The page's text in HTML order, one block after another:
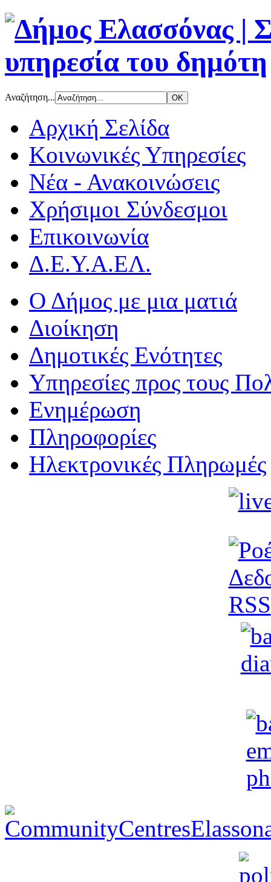
Αναζήτηση...
Αρχική Σελίδα
Κοινωνικές Υπηρεσίες
Νέα - Ανακοινώσεις
Χρήσιμοι Σύνδεσμοι
Επικοινωνία
Δ.Ε.Υ.Α.ΕΛ.
Ο Δήμος με μια ματιά
Διοίκηση
Δημοτικές Ενότητες
Υπηρεσίες προς τους
Ενημέρωση
Πληροφορίες
Ηλεκτρονικές Πληρωμές